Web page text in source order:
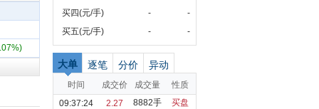
买四(元/手)
-
-
买五(元/手)
- -
大单 逐笔 分价 异动
时间 成交价 成交量
性质
09:37:24
2.27 8882手
买盘